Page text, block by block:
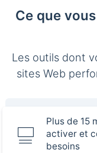
Ce que
Les outils dont
sites Web
Plus de 15
activer et
besoins